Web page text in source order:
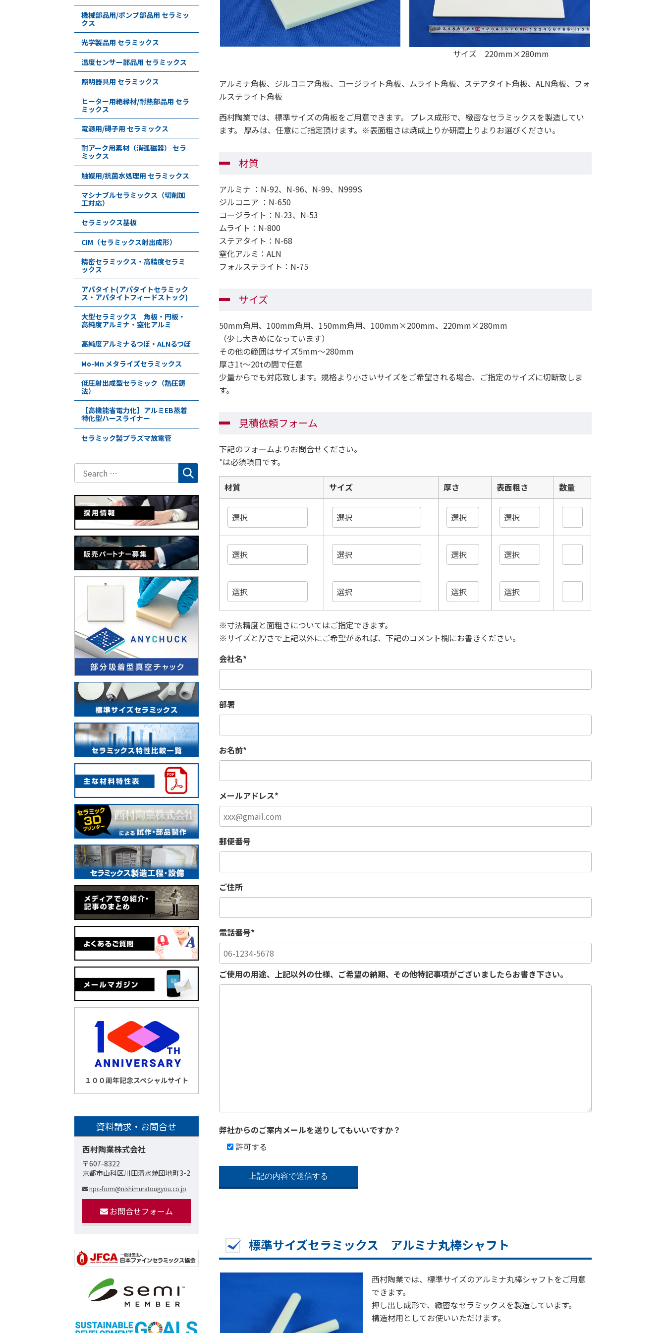
サイズ 220mm×280mm
アルミナ角板、ジルコニア角板、コージライト角板、ムライト角板、ステアタイト角板、ALN角板、フォ
ルステライト角板
西村陶業では、標準サイズの角板をご用意できます。 プレス成形で、緻密なセラミックスを製造してい
ます。 厚みは、任意にご指定頂けます。※表面粗さは焼成上りか研磨上りよりお選びください。
材質
アルミナ ：N-92、N-96、N-99、N999S
ジルコニア ：N-650
コージライト：N-23、N-53
ムライト：N-800
ステアタイト：N-68
窒化アルミ：ALN
フォルステライト：N-75
サイズ
50mm角用、100mm角用、150mm角用、100mm×200mm、220mm×280mm
（少し大きめになっています）
その他の範囲はサイズ5mm～280mm
厚さ1t～20tの間で任意
少量からでも対応致します。規格より小さいサイズをご希望される場合、ご指定のサイズに切断致しま
す。
見積依頼フォーム
下記のフォームよりお問合せください。
*は必須項目です。
材質 サイズ 厚さ 表面粗さ 数量
※寸法精度と面粗さについてはご指定できます。
※サイズと厚さで上記以外にご希望があれば、下記のコメント欄にお書きください。
会社名*
部署
お名前*
メールアドレス*
郵便番号
ご住所
電話番号*
ご使用の用途、上記以外の仕様、ご希望の納期、その他特記事項がございましたらお書き下さい。
弊社からのご案内メールを送りしてもいいですか？
許可する
標準サイズセラミックス アルミナ丸棒シャフト
西村陶業では、標準サイズのアルミナ丸棒シャフトをご用意
できます。
押し出し成形で、緻密なセラミックスを製造しています。
構造材用としてお使いいただけます。
機械部品用/ポンプ部品用 セラミッ
クス
光学製品用 セラミックス
温度センサー部品用 セラミックス
照明器具用 セラミックス
ヒーター用絶縁材/耐熱部品用 セラ
ミックス
電源用/碍子用 セラミックス
耐アーク用素材（消弧磁器） セラ
ミックス
触媒用/抗菌水処理用 セラミックス
マシナブルセラミックス（切削加
工対応）
セラミックス基板
CIM（セラミックス射出成形）
精密セラミックス・高精度セラミ
ックス
アパタイト(アパタイトセラミック
ス・アパタイトフィードストック)
大型セラミックス 角板・円板・
高純度アルミナ・窒化アルミ
高純度アルミナるつぼ・ALNるつぼ
Mo-Mn メタライズセラミックス
低圧射出成型セラミック（熱圧鋳
法）
【高機能省電力化】アルミEB蒸着
特化型ハースライナー
セラミック製プラズマ放電管
資料請求・お問合せ
西村陶業株式会社
〒607-8322
京都市山科区川田清水焼団地町3-2
npc-form@nishimuratougyou.co.jp
お問合せフォーム